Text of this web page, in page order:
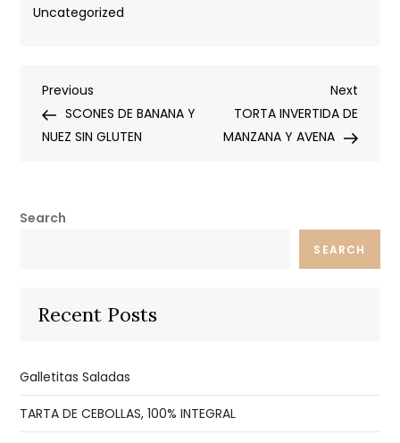
Uncategorized
Post
navigation
Previous
Post
Previous
SCONES DE BANANA Y
NUEZ SIN GLUTEN
Next
Post
Next
TORTA INVERTIDA DE
MANZANA Y AVENA
Search
SEARCH
Recent Posts
Galletitas Saladas
TARTA DE CEBOLLAS, 100% INTEGRAL